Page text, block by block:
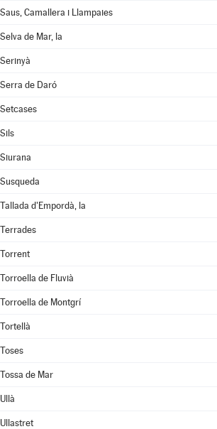
Saus, Camallera i Llampaies
Selva de Mar, la
Serinyà
Serra de Daró
Setcases
Sils
Siurana
Susqueda
Tallada d'Empordà, la
Terrades
Torrent
Torroella de Fluvià
Torroella de Montgrí
Tortellà
Toses
Tossa de Mar
Ullà
Ullastret